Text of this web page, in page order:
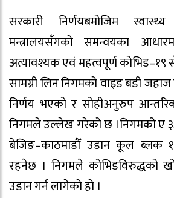
सरकारी निर्णयबमोजिम
मन्त्रालयसँगको समन्वयका
अत्यावश्यक एवं महत्वपूर्ण कोभिड–१९
सामग्री लिन निगमको वाइड बडी
निर्णय भएको र सोहीअनुरुप
निगमले उल्लेख गरेको छ ।निगमको ए
बेजिङ–काठमाडौँ उडान कूल ब्लक
रहनेछ । निगमले कोभिडविरुद्धको
उडान गर्न लागेको हो ।